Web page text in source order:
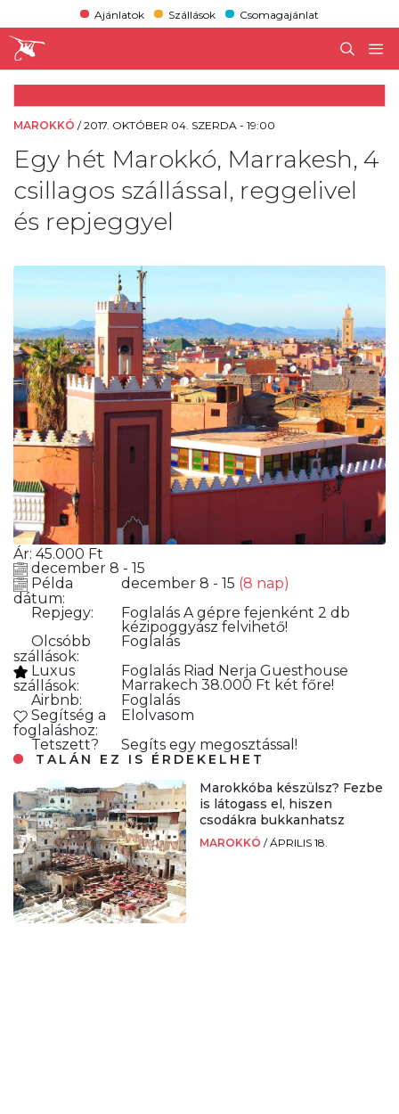
Ajánlatok Szállások Csomagajánlat
MAROKKÓ /2017. OKTÓBER 04. SZERDA - 19:00
Egy hét Marokkó, Marrakesh, 4
csillagos szállással, reggelivel
és repjeggyel
Ár: 45.000 Ft
december 8 - 15
Példa
dátum:
december 8 - 15 (8 nap)
Repjegy:
Foglalás A gépre fejenként 2 db
kézipoggyász felvihető!
Olcsóbb
szállások:
Foglalás
Luxus
szállások:
Foglalás Riad Nerja Guesthouse
Marrakech 38.000 Ft két főre!
Airbnb:
Foglalás
Segítség a
foglaláshoz:
Elolvasom
Tetszett?
Segíts egy megosztással!
TALÁN EZ IS ÉRDEKELHET
Marokkóba készülsz? Fezbe
is látogass el, hiszen
csodákra bukkanhatsz
MAROKKÓ /ÁPRILIS 18.